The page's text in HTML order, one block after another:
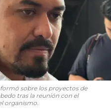
sobre los proyectos de
tras la reunión con el
organismo.